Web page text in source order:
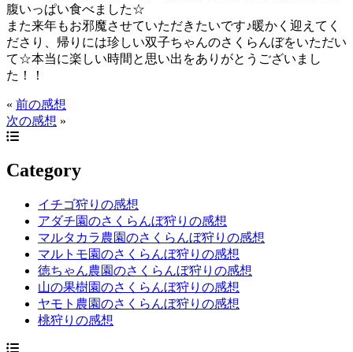
腹いっぱい食べました☆
また来年もお邪魔させていただきたいです♪暖かく迎えてく
ださり、帰りには珍しい双子ちゃんのさくらんぼをいただい
て☆本当に楽しい時間と思い出をありがとうございまし
た！！
« 前の感想
次の感想 »
Category
イチゴ狩りの感想
アダチ園のさくらんぼ狩りの感想
マルタカラ農園のさくらんぼ狩りの感想
マルトモ園のさくらんぼ狩りの感想
徳ちゃん農園のさくらんぼ狩りの感想
山の果樹園のさくらんぼ狩りの感想
ヤモト農園のさくらんぼ狩りの感想
桃狩りの感想